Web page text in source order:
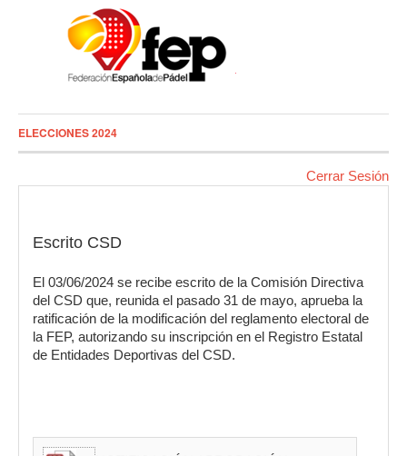
ELECCIONES 2024
Cerrar Sesión
Escrito CSD
El 03/06/2024 se recibe escrito de la Comisión Directiva
del CSD que, reunida el pasado 31 de mayo, aprueba la
ratificación de la modificación del reglamento electoral de
la FEP, autorizando su inscripción en el Registro Estatal
de Entidades Deportivas del CSD.